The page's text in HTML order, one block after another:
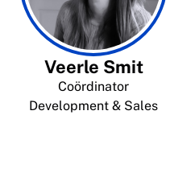
Veerle Smit
Coördinator
Development & Sales